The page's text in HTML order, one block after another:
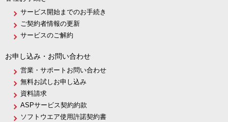
サービス開始までのお手続き
ご契約者情報の更新
サービスのご解約
お申し込み・お問い合わせ
営業・サポートお問い合わせ
無料お試しお申し込み
資料請求
ASPサービス契約約款
ソフトウエア使用許諾契約書